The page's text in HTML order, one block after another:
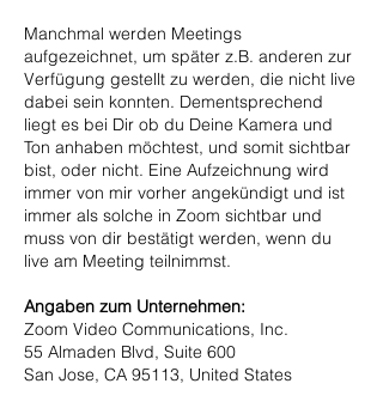
Manchmal werden Meetings
aufgezeichnet, um später z.B. anderen zur
Verfügung gestellt zu werden, die nicht live
dabei sein konnten. Dementsprechend
liegt es bei Dir ob du Deine Kamera und
Ton anhaben möchtest, und somit sichtbar
bist, oder nicht. Eine Aufzeichnung wird
immer von mir vorher angekündigt und ist
immer als solche in Zoom sichtbar und
muss von dir bestätigt werden, wenn du
live am Meeting teilnimmst.
Angaben zum Unternehmen:
Zoom Video Communications, Inc.
55 Almaden Blvd, Suite 600
San Jose, CA 95113, United States